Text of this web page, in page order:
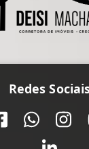
Redes